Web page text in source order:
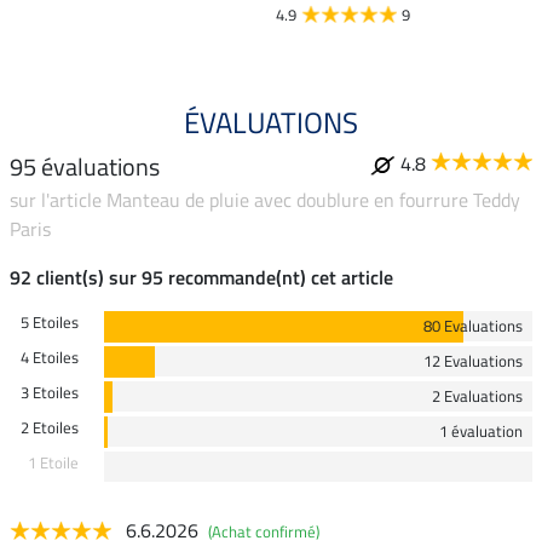
4.9 9
ÉVALUATIONS
95 évaluations
4.8
sur l'article Manteau de pluie avec doublure en fourrure Teddy
Paris
92 client(s) sur 95 recommande(nt) cet article
5 Etoiles
80 Evaluations
4 Etoiles
12 Evaluations
3 Etoiles
2 Evaluations
2 Etoiles
1 évaluation
1 Etoile
6.6.2026 (Achat confirmé)